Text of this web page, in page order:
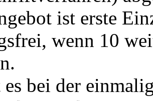
ist erste
wenn 10
bei der